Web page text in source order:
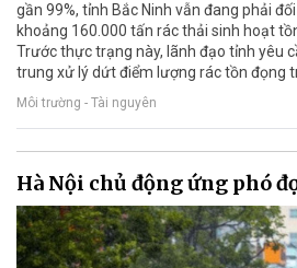
gần 99%, tỉnh Bắc Ninh vẫn đang phải
khoảng 160.000 tấn rác thải sinh hoạt
Trước thực trạng này, lãnh đạo tỉnh yêu
trung xử lý dứt điểm lượng rác tồn đọng
Môi trường - Tài nguyên
Hà Nội chủ động ứng phó